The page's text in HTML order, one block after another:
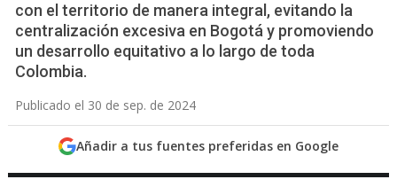
con el territorio de manera integral, evitando la
centralización excesiva en Bogotá y promoviendo
un desarrollo equitativo a lo largo de toda
Colombia.
Publicado el 30 de sep. de 2024
Añadir a tus fuentes preferidas en Google